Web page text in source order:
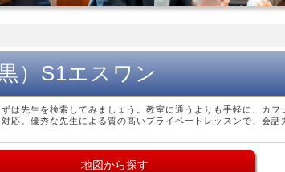
）S1エスワン
は先生を検索してみましょう。教室に通うよりも手軽に、カフ
応。優秀な先生による質の高いプライベートレッスンで、会話
地図から探す